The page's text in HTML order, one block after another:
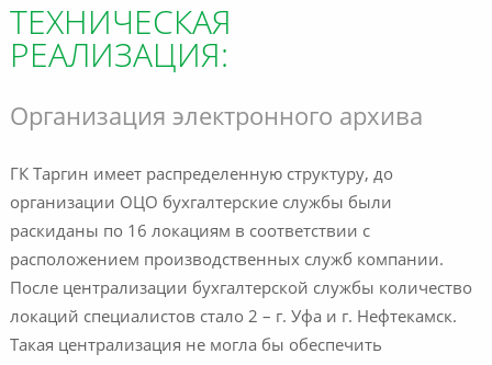
ТЕХНИЧЕСКАЯ
РЕАЛИЗАЦИЯ:
Организация электронного архива
ГК Таргин имеет распределенную структуру, до
организации ОЦО бухгалтерские службы были
раскиданы по 16 локациям в соответствии с
расположением производственных служб компании.
После централизации бухгалтерской службы количество
локаций специалистов стало 2 – г. Уфа и г. Нефтекамск.
Такая централизация не могла бы обеспечить